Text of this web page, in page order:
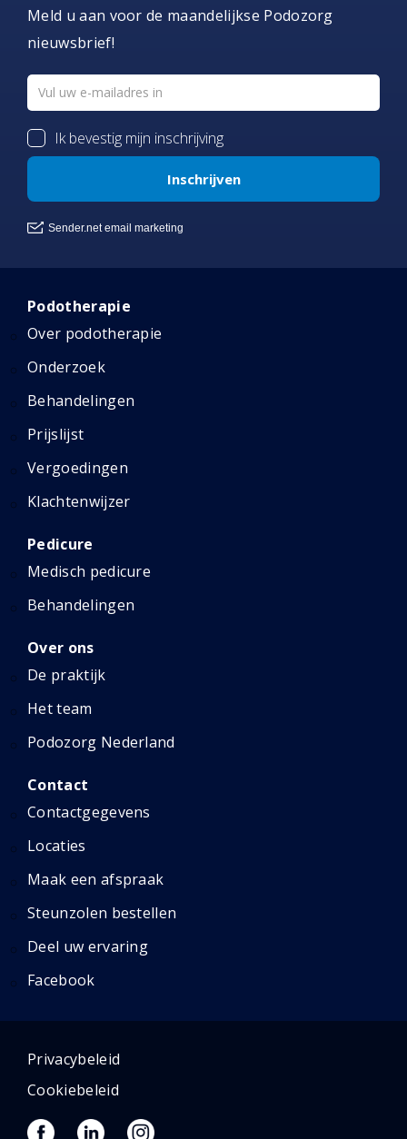
Meld u aan voor de maandelijkse Podozorg
nieuwsbrief!
Podotherapie
Over podotherapie
Onderzoek
Behandelingen
Prijslijst
Vergoedingen
Klachtenwijzer
Pedicure
Medisch pedicure
Behandelingen
Over ons
De praktijk
Het team
Podozorg Nederland
Contact
Contactgegevens
Locaties
Maak een afspraak
Steunzolen bestellen
Deel uw ervaring
Facebook
Privacybeleid
Cookiebeleid